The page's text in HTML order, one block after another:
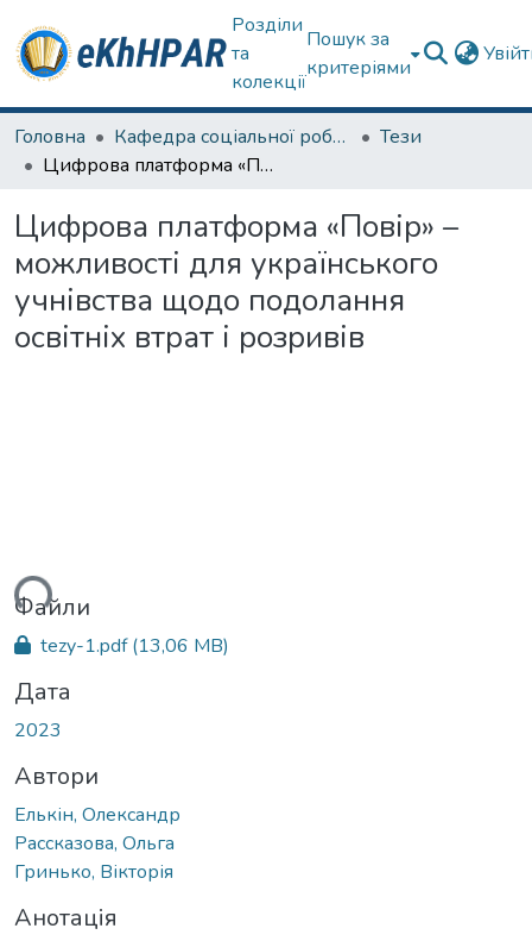
Розділи
та
колекції
Пошук за
критеріями
Головна Кафедра соціальної роботи
Тези
Цифрова платформа «Повір» – можливості для українського учнівства щодо подолання освітніх втрат і розривів
Цифрова платформа «Повір» –
можливості для українського
учнівства щодо подолання
освітніх втрат і розривів
Файли
tezy-1.pdf(13,06 MB)
Дата
2023
Автори
Елькін, Олександр
Рассказова, Ольга
Гринько, Вікторія
Анотація